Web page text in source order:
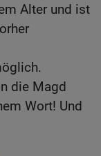
Alter und ist
die Magd
Wort! Und